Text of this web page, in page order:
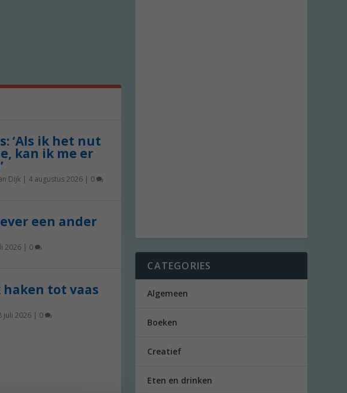
‘Als ik het nut
kan ik me er
Dijk| 4 augustus 2026| 0
een ander
2026| 0
haken tot vaas
juli 2026| 0
CATEGORIES
Algemeen
Boeken
Creatief
Eten en drinken